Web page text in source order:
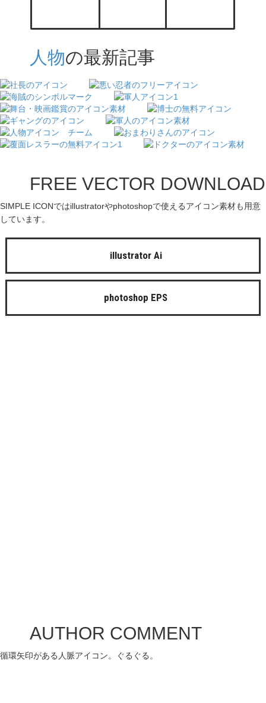
人物の最新記事
FREE VECTOR DOWNLOAD
SIMPLE ICONではillustratorやphotoshopで使えるアイコン素材も用意
しています。
illustrator Ai
photoshop EPS
AUTHOR COMMENT
循環矢印がある人脈アイコン。ぐるぐる。